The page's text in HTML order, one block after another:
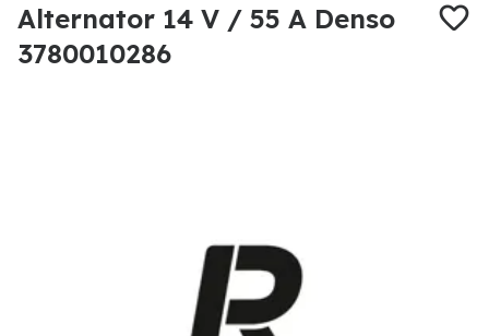
Alternator 14 V / 55 A Denso
3780010286